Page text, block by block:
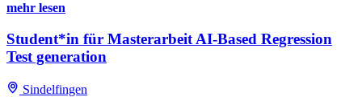
mehr lesen
Student*in für Masterarbeit AI-Based Regression
Test generation
Sindelfingen